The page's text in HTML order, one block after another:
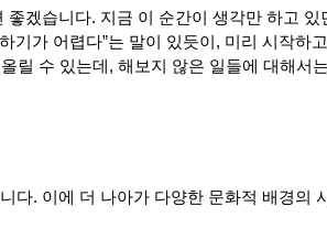
좋겠습니다. 지금 이 순간이 생각만 하고 있
기가 어렵다”는 말이 있듯이 , 미리 시작하고
릴 수 있는데 , 해보지 않은 일들에 대해서는
다. 이에 더 나아가 다양한 문화적 배경의